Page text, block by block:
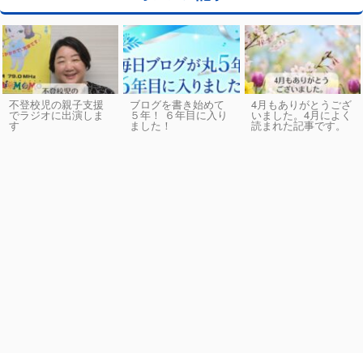
不登校児の親子支援
でラジオに出演しま
す
ブログを書き始めて
５年！ ６年目に入り
ました！
4月もありがとうござ
いました。4月によく
読まれた記事です。